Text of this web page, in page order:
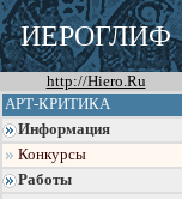
ИЕРОГЛИФ
http://Hiero.Ru
АРТ-КРИТИКА
Информация
Конкурсы
Работы